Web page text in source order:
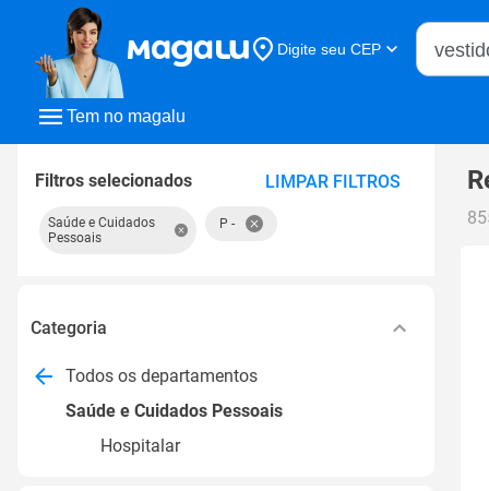
Tem no magalu
Digite seu CEP
Buscar
Filtros selecionados LIMPAR FILTROS
Saúde e Cuidados
Pessoais
P -
Categoria
Todos os departamentos
Saúde e Cuidados Pessoais
Hospitalar